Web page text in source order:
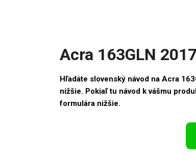
Acra 163GLN
Hľadáte slovenský návod na Acra
nižšie. Pokiaľ tu návod k vášmu
formulára nižšie.